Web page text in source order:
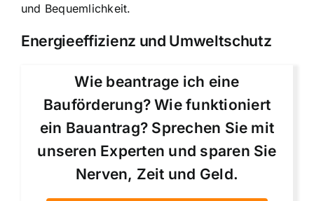
und Bequemlichkeit.
Energieeffizienz und Umweltschutz
Wie beantrage ich eine
Bauförderung? Wie funktioniert
ein Bauantrag? Sprechen Sie mit
unseren Experten und sparen Sie
Nerven, Zeit und Geld.